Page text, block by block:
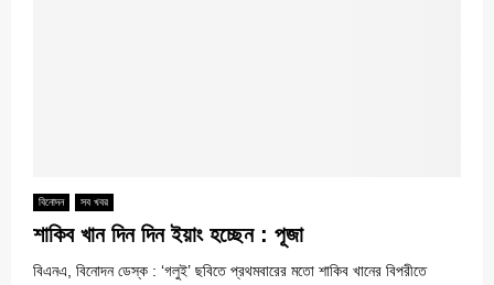
বিনোদন সব খবর
শাকিব খান দিন দিন ইয়াং হচ্ছেন : পূজা
বিএনএ, বিনোদন ডেস্ক : ‘গলুই’ ছবিতে প্রথমবারের মতো শাকিব খানের বিপরীতে